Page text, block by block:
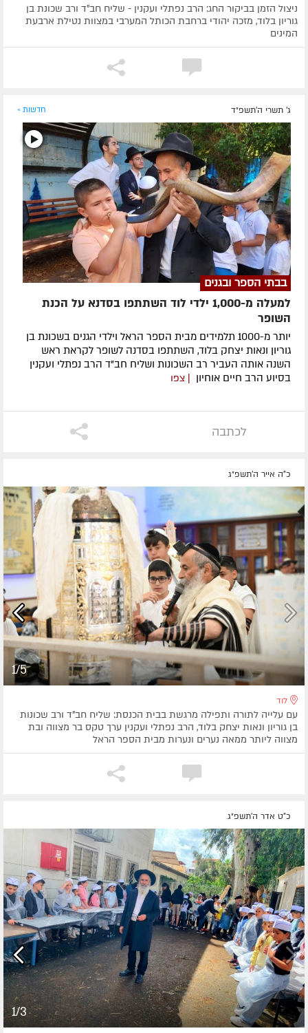
ניצול הזמן בביקור החג: הרב נפתלי ועקנין - שליח חב"ד ורב שכונת בן
גוריון בלוד, מזכה יהודי ברחבת הכותל המערבי במצוות נטילת ארבעת
המינים
ג' תשרי ה׳תשפ״ד חדשות »
בבתי הספר ובגנים
למעלה מ-1,000 ילדי לוד השתתפו בסדנא על הכנת
השופר
יותר מ-1000 תלמידים מבית הספר הראל וילדי הגנים בשכונת בן
גוריון ונאות יצחק בלוד, השתתפו בסדנה לשופר לקראת ראש
השנה אותה העביר רב השכונות ושליח חב"ד הרב נפתלי ועקנין
בסיוע הרב חיים אוחיון | צפו
לכתבה
כ"ה אייר ה׳תשפ״ג
1/5
לוד
עם עלייה לתורה ותפילה מרגשת בבית הכנסת: שליח חב"ד ורב שכונות
בן גוריון ונאות יצחק בלוד, הרב נפתלי ועקנין ערך טקס בר מצווה ובת
מצווה ליותר ממאה נערים ונערות מבית הספר הראל
כ"ט אדר ה׳תשפ״ג
1/3